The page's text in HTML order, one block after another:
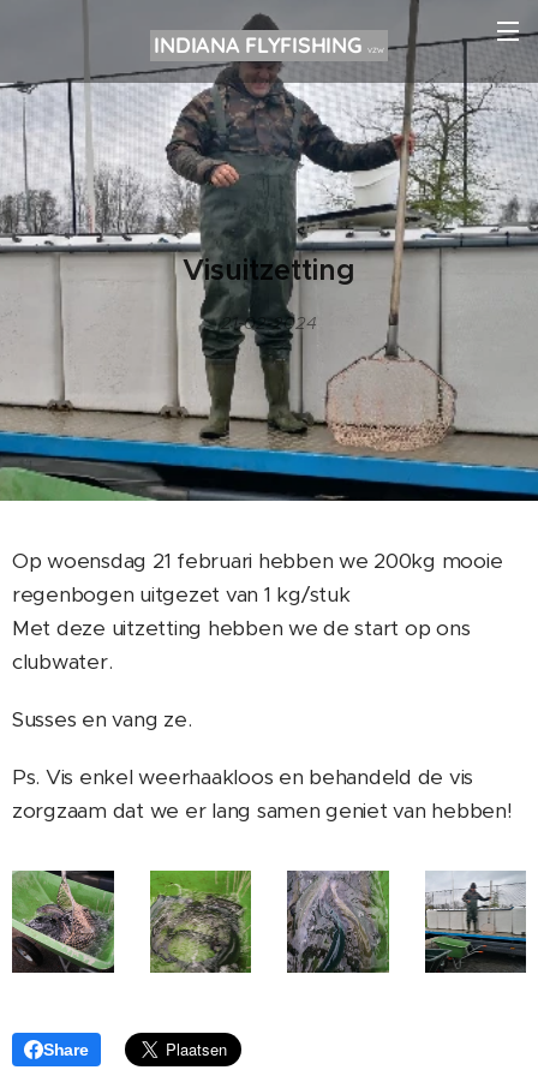
INDIANA FLYFISHINGVZW
Visuitzetting
21-02-2024
Op woensdag 21 februari hebben we 200kg mooie
regenbogen uitgezet van 1 kg/stuk
Met deze uitzetting hebben we de start op ons
clubwater.
Susses en vang ze.
Ps. Vis enkel weerhaakloos en behandeld de vis
zorgzaam dat we er lang samen geniet van hebben!
Share